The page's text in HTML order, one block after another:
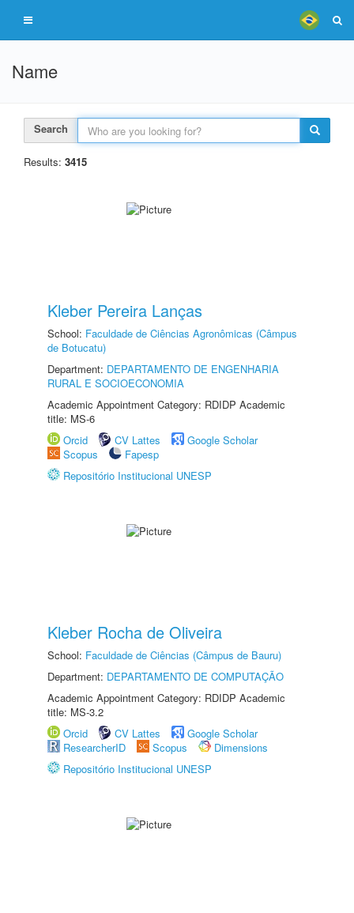
Name
Search
Results: 3415
Kleber Pereira Lanças
School: Faculdade de Ciências Agronômicas (Câmpus
de Botucatu)
Department: DEPARTAMENTO DE ENGENHARIA
RURAL E SOCIOECONOMIA
Academic Appointment Category: RDIDP Academic
title: MS-6
Orcid
CV Lattes
Google Scholar
Scopus
Fapesp
Repositório Institucional UNESP
Kleber Rocha de Oliveira
School: Faculdade de Ciências (Câmpus de Bauru)
Department: DEPARTAMENTO DE COMPUTAÇÃO
Academic Appointment Category: RDIDP Academic
title: MS-3.2
Orcid
CV Lattes
Google Scholar
ResearcherID
Scopus
Dimensions
Repositório Institucional UNESP